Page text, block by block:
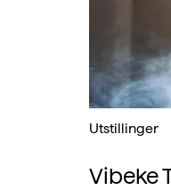
Utstillinger
Vibeke